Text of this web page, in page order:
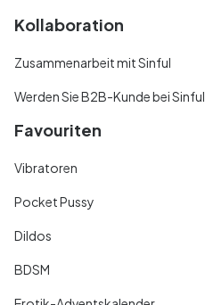
Kollaboration
Zusammenarbeit mit Sinful
Werden Sie B2B-Kunde bei Sinful
Favouriten
Vibratoren
Pocket Pussy
Dildos
BDSM